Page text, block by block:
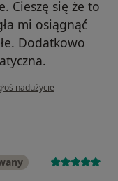
Cieszę się że to
mi osiągnąć
Dodatkowo
użytkownika Kinga
nadużycie